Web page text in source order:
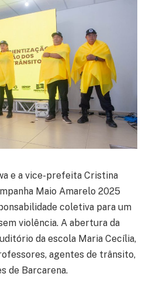
e a vice-prefeita Cristina
Maio Amarelo 2025
coletiva para um
violência. A abertura da
da escola Maria Cecília,
agentes de trânsito,
de Barcarena.